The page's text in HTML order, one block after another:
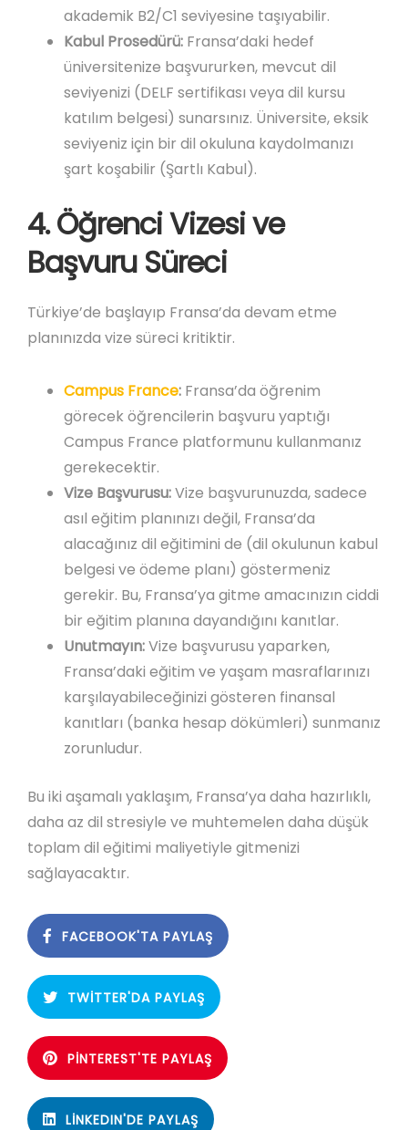
akademik B2/C1 seviyesine taşıyabilir.
Kabul Prosedürü: Fransa’daki hedef
üniversitenize başvururken, mevcut dil
seviyenizi (DELF sertifikası veya dil kursu
katılım belgesi) sunarsınız. Üniversite, eksik
seviyeniz için bir dil okuluna kaydolmanızı
şart koşabilir (Şartlı Kabul).
4. Öğrenci Vizesi ve
Başvuru Süreci
Türkiye’de başlayıp Fransa’da devam etme
planınızda vize süreci kritiktir.
Campus France: Fransa’da öğrenim
görecek öğrencilerin başvuru yaptığı
Campus France platformunu kullanmanız
gerekecektir.
Vize Başvurusu:Vize başvurunuzda, sadece
asıl eğitim planınızı değil, Fransa’da
alacağınız dil eğitimini de (dil okulunun kabul
belgesi ve ödeme planı) göstermeniz
gerekir. Bu, Fransa’ya gitme amacınızın ciddi
bir eğitim planına dayandığını kanıtlar.
Unutmayın:Vize başvurusu yaparken,
Fransa’daki eğitim ve yaşam masraflarınızı
karşılayabileceğinizi gösteren finansal
kanıtları (banka hesap dökümleri) sunmanız
zorunludur.
Bu iki aşamalı yaklaşım, Fransa’ya daha hazırlıklı,
daha az dil stresiyle ve muhtemelen daha düşük
toplam dil eğitimi maliyetiyle gitmenizi
sağlayacaktır.
FACEBOOK'TA PAYLAŞ
TWITTER'DA PAYLAŞ
PINTEREST'TE PAYLAŞ
LINKEDIN'DE PAYLAŞ